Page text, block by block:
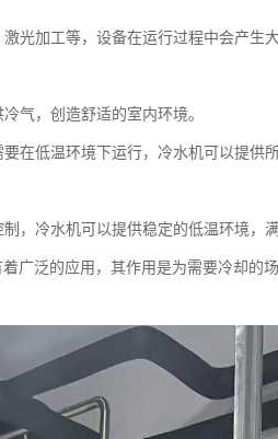
光加工等，设备在运行过程中会产生
气，创造舒适的室内环境。
在低温环境下运行，冷水机可以提供
，冷水机可以提供稳定的低温环境，满
广泛的应用，其作用是为需要冷却的